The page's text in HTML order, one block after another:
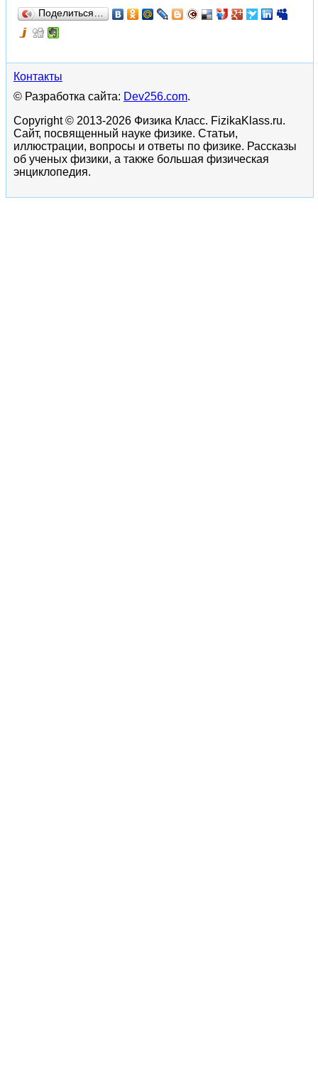
Поделиться…
Контакты
© Разработка сайта: Dev256.com.
Copyright © 2013-2026 Физика Класс. FizikaKlass.ru.
Сайт, посвященный науке физике. Статьи,
иллюстрации, вопросы и ответы по физике. Рассказы
об ученых физики, а также большая физическая
энциклопедия.